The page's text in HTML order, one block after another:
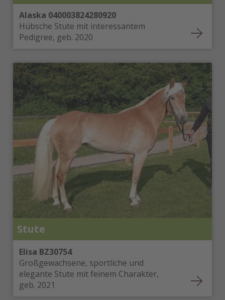
Alaska 040003824280920
Hübsche Stute mit interessantem
Pedigree, geb. 2020
Stute
Elisa BZ30754
Großgewachsene, sportliche und
elegante Stute mit feinem Charakter,
geb. 2021